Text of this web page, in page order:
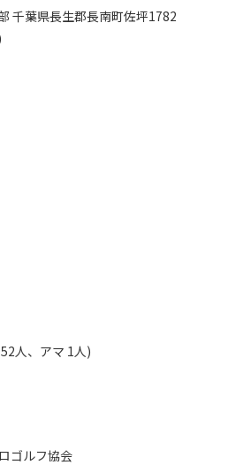
千葉県長生郡長南町佐坪1782
人、アマ 1人)
ゴルフ協会